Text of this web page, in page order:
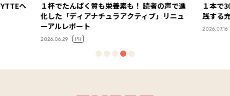
１杯でたんぱく質も栄養素も！ 読者の声で進
化した「ディアナチュラアクティブ」リニュ
ーアルレポート
2026.06.29 PR
１本で30gのプ
践する充実の
2026.07.16 PR